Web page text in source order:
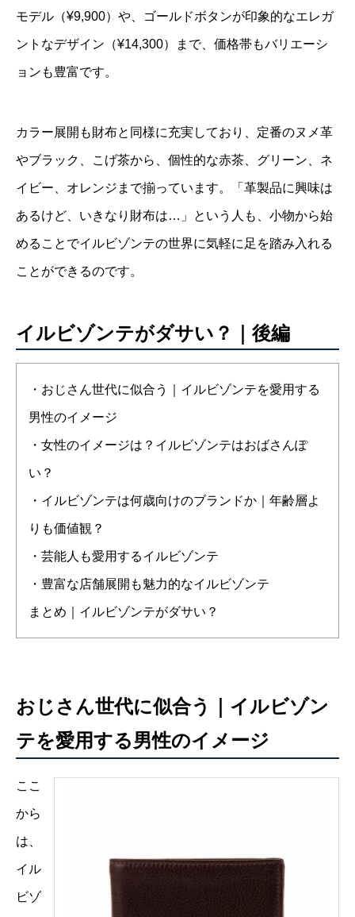
モデル（¥9,900）や、ゴールドボタンが印象的なエレガ
ントなデザイン（¥14,300）まで、価格帯もバリエーシ
ョンも豊富です。
カラー展開も財布と同様に充実しており、定番のヌメ革
やブラック、こげ茶から、個性的な赤茶、グリーン、ネ
イビー、オレンジまで揃っています。「革製品に興味は
あるけど、いきなり財布は…」という人も、小物から始
めることでイルビゾンテの世界に気軽に足を踏み入れる
ことができるのです。
イルビゾンテがダサい？｜後編
・おじさん世代に似合う｜イルビゾンテを愛用する
男性のイメージ
・女性のイメージは？イルビゾンテはおばさんぽ
い？
・イルビゾンテは何歳向けのブランドか｜年齢層よ
りも価値観？
・芸能人も愛用するイルビゾンテ
・豊富な店舗展開も魅力的なイルビゾンテ
まとめ｜イルビゾンテがダサい？
おじさん世代に似合う｜イルビゾン
テを愛用する男性のイメージ
ここ
から
は、
イル
ビゾ